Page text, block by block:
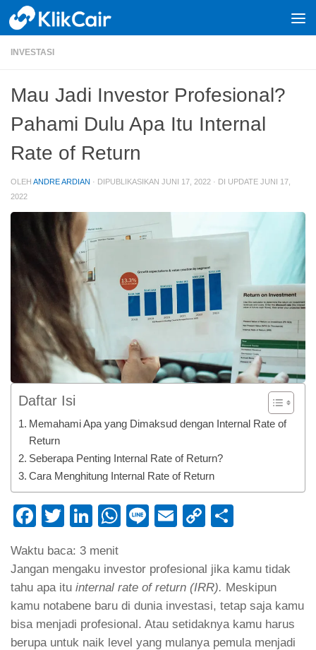
Skip to content
INVESTASI
Mau Jadi Investor Profesional?
Pahami Dulu Apa Itu Internal
Rate of Return
OLEH ANDRE ARDIAN · DIPUBLIKASIKAN JUNI 17, 2022 · DI UPDATE JUNI 17,
2022
Daftar Isi
Memahami Apa yang Dimaksud dengan Internal Rate of
Return
Seberapa Penting Internal Rate of Return?
Cara Menghitung Internal Rate of Return
Facebook
TwitterLinkedIn
WhatsApp
LineEmailCopy
Waktu baca: 3 menit
Jangan mengaku investor profesional jika kamu tidak
tahu apa itu internal rate of return (IRR). Meskipun
kamu notabene baru di dunia investasi, tetap saja kamu
bisa menjadi profesional. Atau setidaknya kamu harus
berupa untuk naik level yang mulanya pemula menjadi